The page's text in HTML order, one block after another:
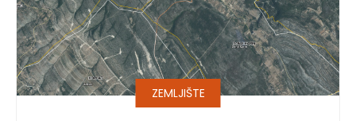
ZEMLJIŠTE